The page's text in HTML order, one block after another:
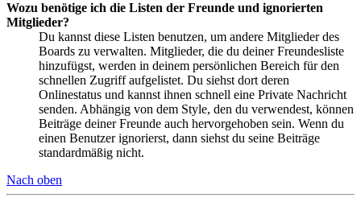
Wozu benötige ich die Listen der Freunde und ignorierten
Mitglieder?
Du kannst diese Listen benutzen, um andere Mitglieder des
Boards zu verwalten. Mitglieder, die du deiner Freundesliste
hinzufügst, werden in deinem persönlichen Bereich für den
schnellen Zugriff aufgelistet. Du siehst dort deren
Onlinestatus und kannst ihnen schnell eine Private Nachricht
senden. Abhängig von dem Style, den du verwendest, können
Beiträge deiner Freunde auch hervorgehoben sein. Wenn du
einen Benutzer ignorierst, dann siehst du seine Beiträge
standardmäßig nicht.
Nach oben